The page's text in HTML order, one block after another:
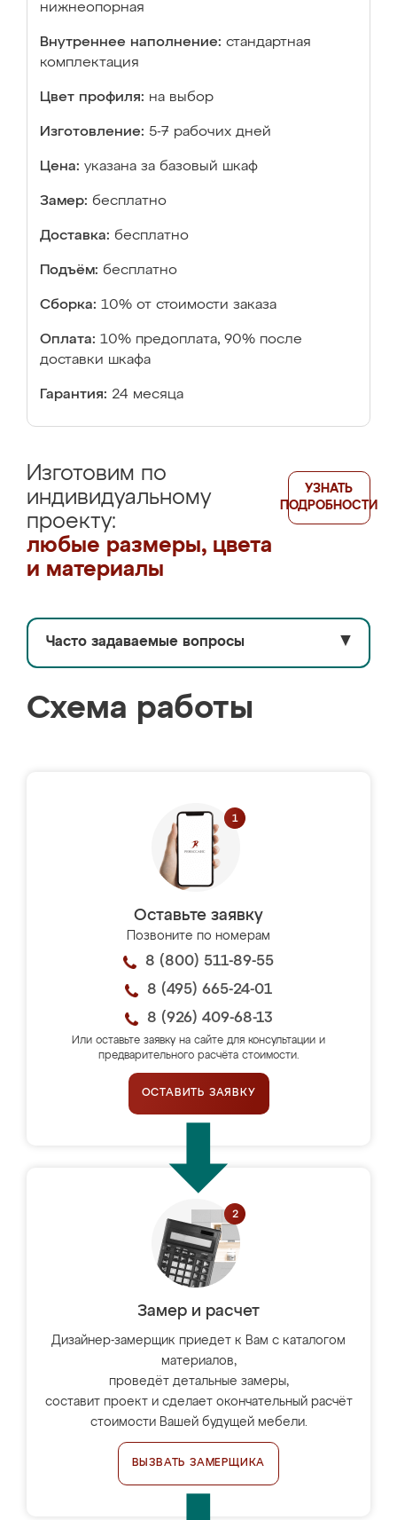
нижнеопорная
Внутреннее наполнение: стандартная
комплектация
Цвет профиля: на выбор
Изготовление: 5-7 рабочих дней
Цена: указана за базовый шкаф
Замер: бесплатно
Доставка: бесплатно
Подъём: бесплатно
Сборка: 10% от стоимости заказа
Оплата: 10% предоплата, 90% после
доставки шкафа
Гарантия: 24 месяца
Изготовим по
индивидуальному
проекту:
любые размеры, цвета
и материалы
УЗНАТЬ
ПОДРОБНОСТИ
Часто задаваемые вопросы ▼
Схема работы
Оставьте заявку
Позвоните по номерам
8 (800) 511-89-55
8 (495) 665-24-01
8 (926) 409-68-13
Или оставьте заявку на сайте для консультации и
предварительного расчёта стоимости.
ОСТАВИТЬ ЗАЯВКУ
Замер и расчет
Дизайнер-замерщик приедет к Вам с каталогом
материалов,
проведёт детальные замеры,
составит проект и сделает окончательный расчёт
стоимости Вашей будущей мебели.
ВЫЗВАТЬ ЗАМЕРЩИКА